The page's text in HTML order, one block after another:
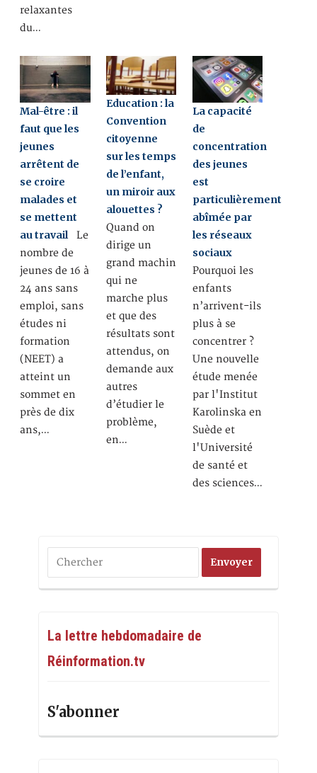
relaxantes
du…
Mal-être : il
faut que les
jeunes
arrêtent de
se croire
malades et
se mettent
au travailLe
nombre de
jeunes de 16 à
24 ans sans
emploi, sans
études ni
formation
(NEET) a
atteint un
sommet en
près de dix
ans,…
Education : la
Convention
citoyenne
sur les temps
de l’enfant,
un miroir aux
alouettes ?
Quand on
dirige un
grand machin
qui ne
marche plus
et que des
résultats sont
attendus, on
demande aux
autres
d’étudier le
problème,
en…
La capacité
de
concentration
des jeunes
est
particulièrement
abîmée par
les réseaux
sociaux
Pourquoi les
enfants
n’arrivent-ils
plus à se
concentrer ?
Une nouvelle
étude menée
par l'Institut
Karolinska en
Suède et
l'Université
de santé et
des sciences…
La lettre hebdomadaire de
Réinformation.tv
S'abonner